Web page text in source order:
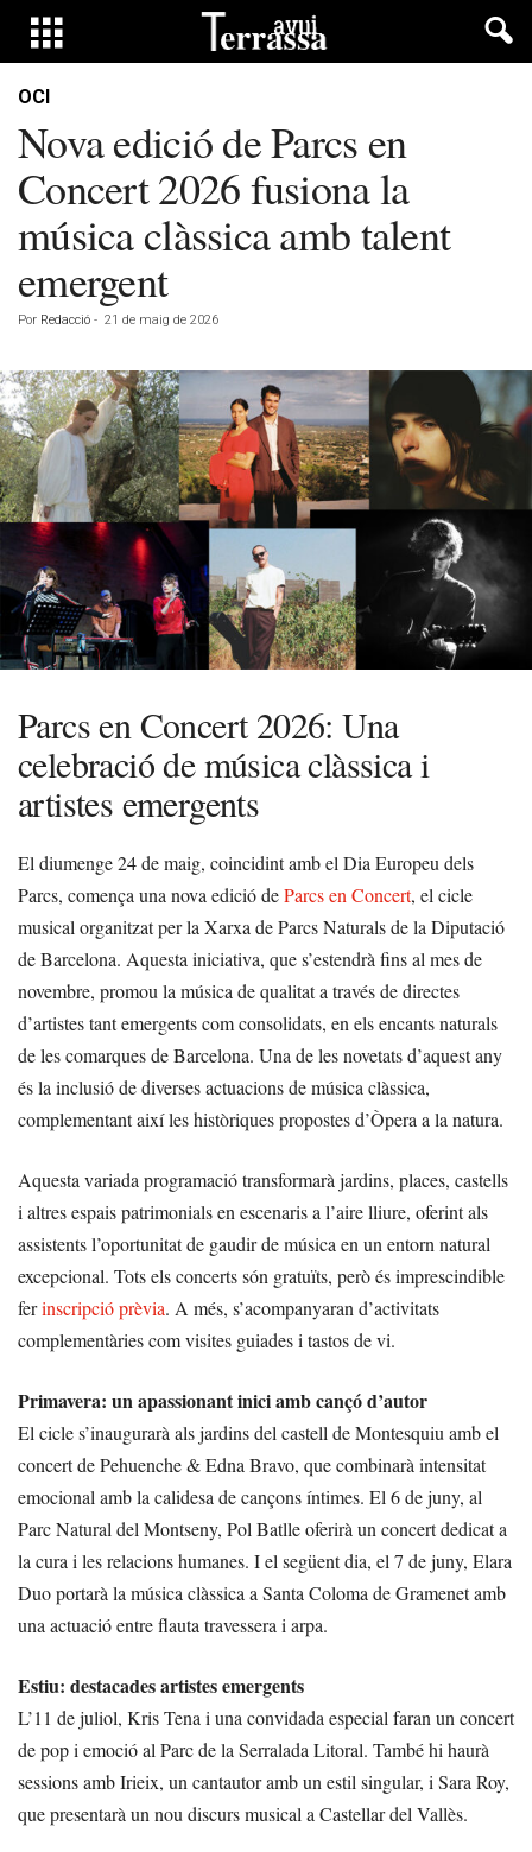
OCI
Nova edició de Parcs en
Concert 2026 fusiona la
música clàssica amb talent
emergent
Por Redacció - 21 de maig de 2026
Parcs en Concert 2026: Una
celebració de música clàssica i
artistes emergents
El diumenge 24 de maig, coincidint amb el Dia Europeu dels
Parcs, comença una nova edició deParcs en Concert, el cicle
musical organitzat per la Xarxa de Parcs Naturals de la Diputació
de Barcelona. Aquesta iniciativa, que s’estendrà fins al mes de
novembre, promou la música de qualitat a través de directes
d’artistes tant emergents com consolidats, en els encants naturals
de les comarques de Barcelona. Una de les novetats d’aquest any
és la inclusió de diverses actuacions de música clàssica,
complementant així les històriques propostes d’Òpera a la natura.
Aquesta variada programació transformarà jardins, places, castells
i altres espais patrimonials en escenaris a l’aire lliure, oferint als
assistents l’oportunitat de gaudir de música en un entorn natural
excepcional. Tots els concerts són gratuïts, però és imprescindible
ferinscripció prèvia. A més, s’acompanyaran d’activitats
complementàries com visites guiades i tastos de vi.
Primavera: un apassionant inici amb cançó d’autor
El cicle s’inaugurarà als jardins del castell de Montesquiu amb el
concert de Pehuenche & Edna Bravo, que combinarà intensitat
emocional amb la calidesa de cançons íntimes. El 6 de juny, al
Parc Natural del Montseny, Pol Batlle oferirà un concert dedicat a
la cura i les relacions humanes. I el següent dia, el 7 de juny, Elara
Duo portarà la música clàssica a Santa Coloma de Gramenet amb
una actuació entre flauta travessera i arpa.
Estiu: destacades artistes emergents
L’11 de juliol, Kris Tena i una convidada especial faran un concert
de pop i emoció al Parc de la Serralada Litoral. També hi haurà
sessions amb Irieix, un cantautor amb un estil singular, i Sara Roy,
que presentarà un nou discurs musical a Castellar del Vallès.